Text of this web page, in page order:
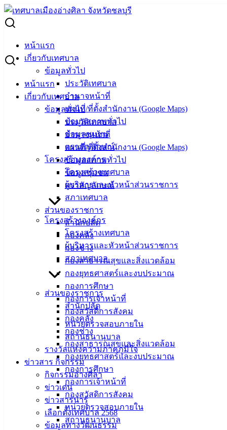
Skip
to
content
หน้าแรก
เกี่ยวกับเทศบาล
ข้อมูลทั่วไป
ประวัติเทศบาล
อำนาจหน้าที่
แผนที่/ที่ตั้งสำนักงาน (Google Maps)
ข้อมูลสภาพทั่วไป
ข้อมูลชุมชน
ตราสัญลักษณ์
โครงสร้างองค์กร
โครงสร้างเทศบาล
ผู้บริหารและหัวหน้าส่วนราชการ
สภาเทศบาล
ส่วนของราชการ
สำนักปลัด
กองคลัง
กองช่าง
กองสาธารณสุขและสิ่งแวดล้อม
กองยุทธศาสตร์และงบประมาณ
กองการศึกษา
กองการเจ้าหน้าที่
กองสวัสดิการสังคม
หน่วยตรวจสอบภายใน
สถานธนานุบาล
รางวัลแห่งความภาคภูมิใจ
ข่าวสาร กิจกรรม
กิจกรรมอ่างศิลา
ข่าวเด่น
ข่าวสารน่ารู้
เลือกตั้งเทศบาล 2568
ข้อมูลทางวัฒนธรรม
หน้าแรก
เกี่ยวกับเทศบาล
ข้อมูลทั่วไป
ประวัติเทศบาล
อำนาจหน้าที่
แผนที่/ที่ตั้งสำนักงาน (Google Maps)
ข้อมูลสภาพทั่วไป
ข้อมูลชุมชน
ตราสัญลักษณ์
โครงสร้างองค์กร
โครงสร้างเทศบาล
ผู้บริหารและหัวหน้าส่วนราชการ
สภาเทศบาล
ส่วนของราชการ
สำนักปลัด
กองคลัง
กองช่าง
กองสาธารณสุขและสิ่งแวดล้อม
กองยุทธศาสตร์และงบประมาณ
กองการศึกษา
กองการเจ้าหน้าที่
กองสวัสดิการสังคม
หน่วยตรวจสอบภายใน
สถานธนานุบาล
Search
ประกาศผู้ชนะการเสนอราคา จ้างซ่อมเครื่องถ่ายเอกสาร (กอง
ยุทธศาสตร์และงบประมาณ) โดยวิธีเฉพาะเจาะจง
ประกาศผู้ชนะการเสนอราคา จ้างซ่อม
เครื่องถ่ายเอกสาร (กองยุทธศาสตร์และงบ
ประมาณ) โดยวิธีเฉพาะเจาะจง
มิถุนายน 2, 2022มิถุนายน 2, 2022 vichakarn
ประกาศผู้ชนะ
จ้างซ่อมเครื่องถ่ายเอกสาร (กองยุทธศาสตร์และงบประมาณ)
เมืองอ่าง
เทศบาลเมือง
อ.เมือง จ.ชลบุรี
ติดต่อ :
038-
142-100-104
บริการ
ประชาชน